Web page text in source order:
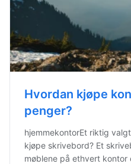
Hvordan kjøpe
penger?
hjemmekontorEt riktig
kjøpe skrivebord? Et
møblene på ethvert kontor